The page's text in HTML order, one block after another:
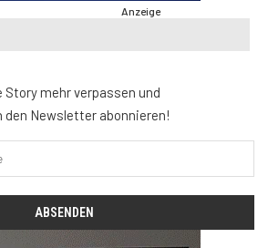
Anzeige
Story mehr verpassen und
den Newsletter abonnieren!